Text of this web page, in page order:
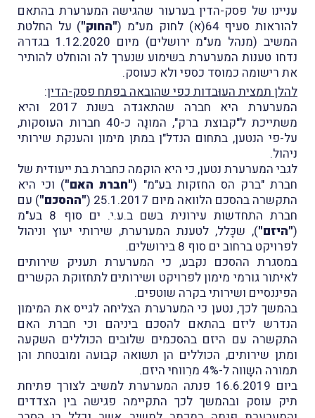
עניינו של פסק-הדין בערעור שהגישה המערערת בהתאם
להוראות סעיף 64(א) לחוק מע"מ (
"החוק") על החלטת
המשיב (מנהל מע"מ ירושלים) מיום 1.12.2020 בגדרהּ
נדחו טענות המערערת בשימוע שנערך לה והוחלט להותיר
את רישומה כמוסד כספי ולא כעוסק.
להלן תמצית העוּבדות כפי שהובאה בפתח פסק-הדין:
המערערת היא חברה שהתאגדה בשנת 2017 והיא
משתייכת ל"קבוצת ברק", המונָה כ-40 חברות העוסקות,
על-פי הנטען, בתחום הנדל"ן במתן מימון והענקת שירותי
ניהול.
לגבי המערערת נטען, כי היא הוקמה כחברת בת ייעודית של
חברת "ברק הס החזקות בע"מ" ("חברת האם") וכי היא
התקשרה בהסכם הלוואה מיום 25.1.2017 (
"ההסכם") עם
חברת התחדשות עירונית בשם ב.ע.י. ים סוף 8 בע"מ
("היזם"), שכָּלל, לטענת המערערת, שירותי יעוץ וניהול
לפרויקט ברחוב ים סוף 8 בירושלים.
במסגרת ההסכם נקבע, כי המערערת תעניק שירותים
לאיתור גורמי מימון לפרויקט ושירותים לתחזוקת הקשרים
הפיננסיים ושירותי בקרה שוטפים.
בהמשך לכך, נטען כי המערערת הצליחה לגייס את המימון
הנדרש ליזם בהתאם להסכם ביניהם וכי חברת האם
התקשרה עם היזם בהסכמים שלובים הכוללים השקעה
ומתן שירותים, הכוללים הן תשואה קבועה ומובטחת והן
תמורה השָווה ל-4% מרִווחי היזם.
ביום 16.6.2019 פנתה המערערת למשיב לצורך פתיחת
תיק עוסק ובהמשך לכך התקיימה פגישה בין הצדדים